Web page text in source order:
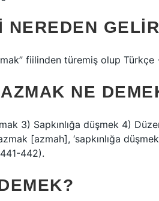
fiilinden türemiş olup Türkçe
NE
3) Sapkınlığa düşmek 4)
[azmah], ‘sapkınlığa
442).